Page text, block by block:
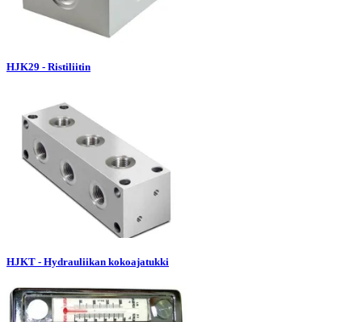
HJK29 - Ristiliitin
HJKT - Hydrauliikan kokoajatukki